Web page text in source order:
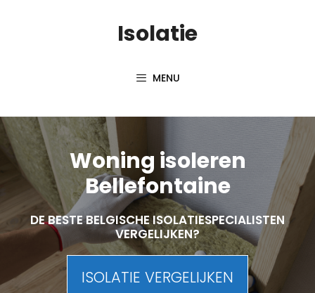
Isolatie
MENU
Woning isoleren
Bellefontaine
DE BESTE BELGISCHE ISOLATIESPECIALISTEN
VERGELIJKEN?
ISOLATIE VERGELIJKEN